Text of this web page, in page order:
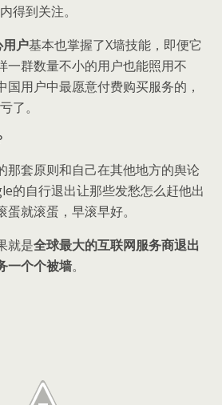
得到关注。
户基本也掌握了X墙技能，即便它
一群数量不小的用户也能照用不
用户中最愿意付费购买服务的，
了。
那套原则和自己在其他地方的舆论
的自行退出让那些发愁怎么赶他出
就滚蛋，早滚早好。
就是全球最大的互联网服务商退出
一个个被墙。